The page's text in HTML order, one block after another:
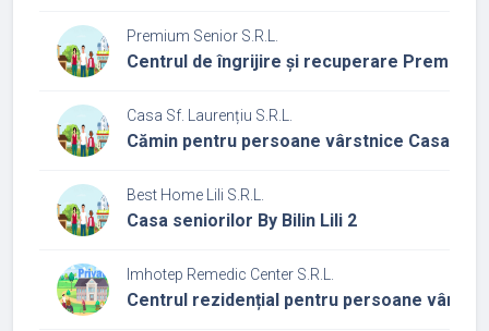
Premium Senior S.R.L.
Centrul de îngrijire și recuperare Premium
Casa Sf. Laurențiu S.R.L.
Cămin pentru persoane vârstnice Casa Sf.
Best Home Lili S.R.L.
Casa seniorilor By Bilin Lili 2
Imhotep Remedic Center S.R.L.
Centrul rezidențial pentru persoane